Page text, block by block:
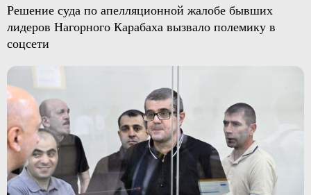
Решение суда по апелляционной жалобе бывших
лидеров Нагорного Карабаха вызвало полемику в
соцсети